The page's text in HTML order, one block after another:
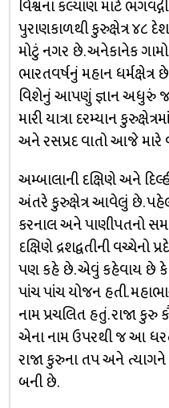
વિશ્વના કલ્યાણ માટે
પુરાણકાળથી કુરુક્ષેત્ર ૪૮
મોટું નગર છે. અનેકાનેક
ભારતવર્ષનું મહાન ધર્મક્ષેત્ર
વિશેનું આપણું જ્ઞાન અધુરું જ
મારી યાત્રા દરમ્યાન
અને રસપ્રદ વાતો આજે મારે
અમ્બાલાની દક્ષિણે અને
અંતરે કુરુક્ષેત્ર આવેલું છે.
કરનાલ અને પાણીપતનો
દક્ષિણે દ્રશદ્વતીની
પણ કહે છે. એવું કહેવાય છે કે
પાંચ પાંચ યોજન હતી.
નામ પ્રચલિત હતું. રાજા કુરુ
એના નામ ઉપરથી જ આ
રાજા કુરુના તપ અને
બની છે.